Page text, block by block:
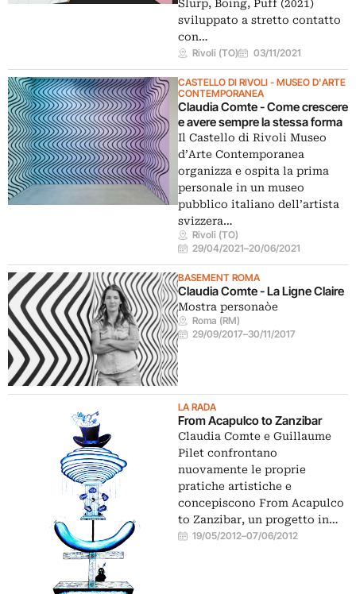
Slurp, Boing, Puff (2021)
sviluppato a stretto contatto
con…
Rivoli (TO) 03/11/2021
CASTELLO DI RIVOLI - MUSEO D'ARTE
CONTEMPORANEA
Claudia Comte - Come crescere
e avere sempre la stessa forma
Il Castello di Rivoli Museo
d’Arte Contemporanea
organizza e ospita la prima
personale in un museo
pubblico italiano dell’artista
svizzera…
Rivoli (TO)
29/04/2021–20/06/2021
BASEMENT ROMA
Claudia Comte - La Ligne Claire
Mostra personaòe
Roma (RM)
29/09/2017–30/11/2017
LA RADA
From Acapulco to Zanzibar
Claudia Comte e Guillaume
Pilet confrontano
nuovamente le proprie
pratiche artistiche e
concepiscono From Acapulco
to Zanzibar, un progetto in…
19/05/2012–07/06/2012